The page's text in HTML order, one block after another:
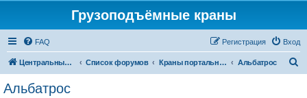
Грузоподъёмные краны
FAQ Вход
Регистрация
Центральный сайт Список форумов Краны портальные Альбатрос
Альбатрос